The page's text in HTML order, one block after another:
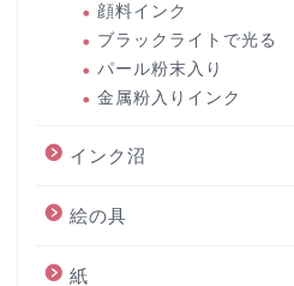
顔料インク
ブラックライトで光る
パール粉末入り
金属粉入りインク
インク沼
絵の具
紙